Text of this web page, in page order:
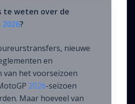
te weten over de
2026?
nieuwe
en
van het voorseizoen
2026-seizoen
Maar hoeveel van